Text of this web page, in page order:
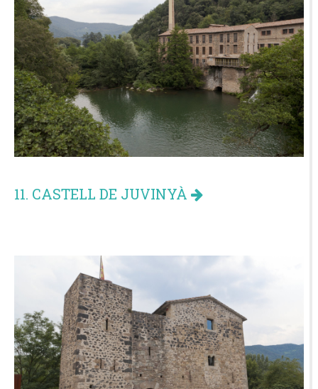
11. CASTELL DE JUVINYÀ